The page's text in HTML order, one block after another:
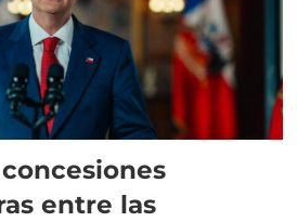
entre las